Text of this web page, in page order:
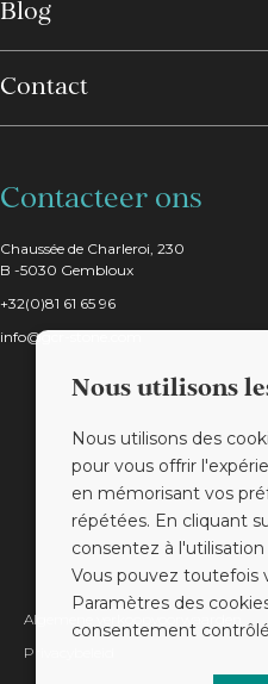
Nous utilisons
Nous utilisons des
pour vous offrir
en mémorisant vos
répétées. En cliquant
consentez à l'utilisation
Vous pouvez toutefois
Paramètres des
consentement
Blog
Contact
Contacteer ons
Chaussée de Charleroi, 230
B -5030 Gembloux
+32(0)81 61 65 96
info@gcr-stone.com
Algemene verkoopvoorwaarden
Privacybeleid